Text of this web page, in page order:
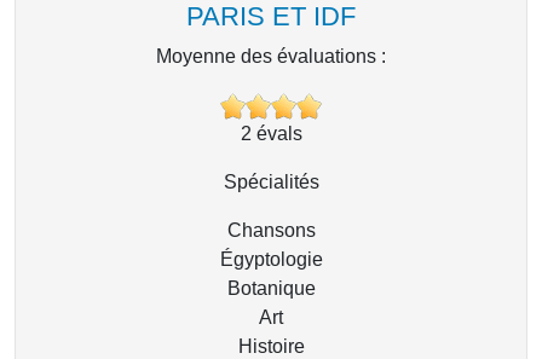
PARIS ET IDF
Moyenne des évaluations :
2 évals
Spécialités
Chansons
Égyptologie
Botanique
Art
Histoire